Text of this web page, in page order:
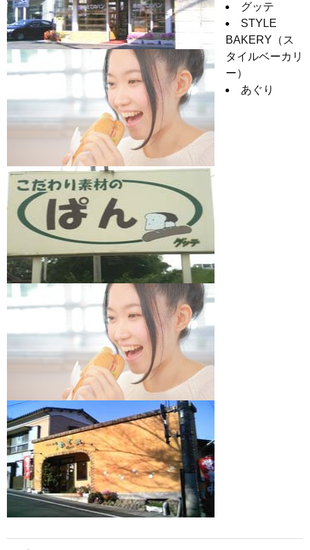
グッテ
STYLE
BAKERY（ス
タイルベーカリ
ー）
あぐり